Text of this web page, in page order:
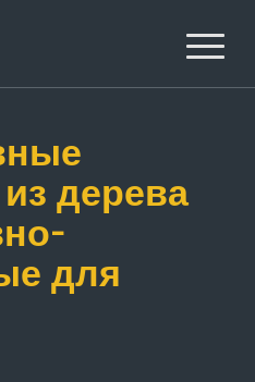
дерева
для